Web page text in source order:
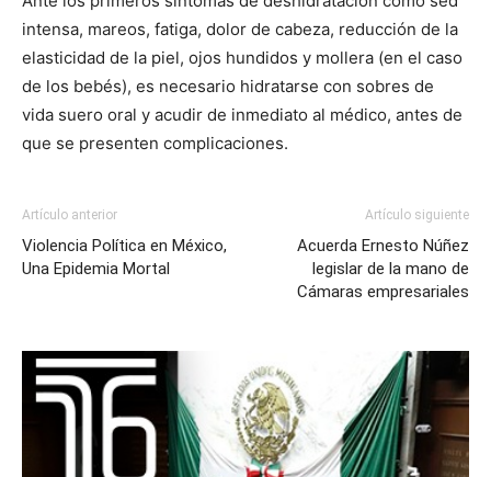
intensa, mareos, fatiga, dolor de cabeza, reducción de la
elasticidad de la piel, ojos hundidos y mollera (en el caso
de los bebés), es necesario hidratarse con sobres de
vida suero oral y acudir de inmediato al médico, antes de
que se presenten complicaciones.
Artículo anterior
Violencia Política en México,
Una Epidemia Mortal
Artículo siguiente
Acuerda Ernesto Núñez
legislar de la mano de
Cámaras empresariales